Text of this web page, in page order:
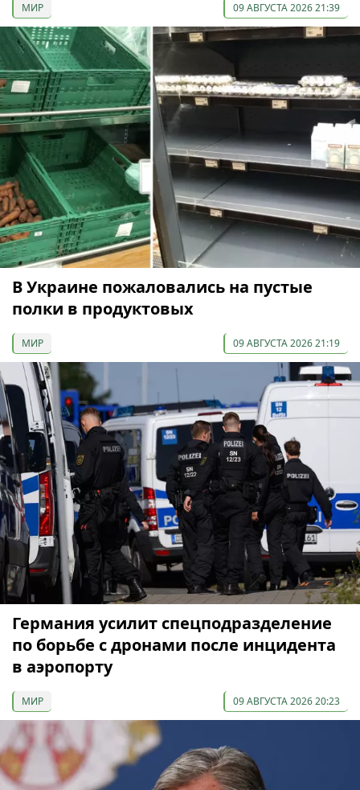
МИР 09 АВГУСТА 2026 21:39
В Украине пожаловались на пустые
полки в продуктовых
МИР 09 АВГУСТА 2026 21:19
Германия усилит спецподразделение
по борьбе с дронами после инцидента
в аэропорту
МИР 09 АВГУСТА 2026 20:23